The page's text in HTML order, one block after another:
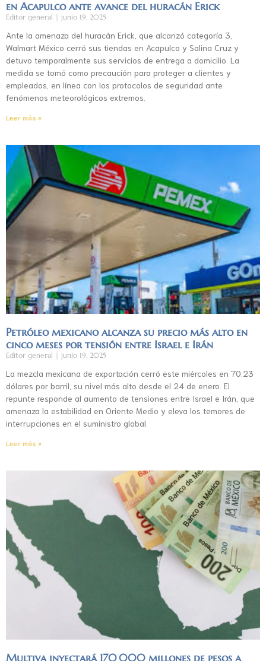
en Acapulco ante avance del huracán Erick
Editor general junio 19, 2025
Ante la amenaza del huracán Erick, que alcanzó categoría 3,
Walmart México cerró sus tiendas en Acapulco y Salina Cruz y
detuvo temporalmente sus servicios de entrega a domicilio. La
medida se tomó como precaución para proteger a clientes y
empleados, en línea con los protocolos de seguridad ante
fenómenos meteorológicos extremos.
Leer más »
Petróleo mexicano alcanza su precio más alto en
cinco meses por tensión entre Israel e Irán
Editor general junio 19, 2025
La mezcla mexicana de exportación cerró este miércoles en 70.23
dólares por barril, su nivel más alto desde el 24 de enero. El
repunte responde al aumento de tensiones entre Israel e Irán, que
amenaza la estabilidad en Oriente Medio y eleva los temores de
interrupciones en el suministro global.
Leer más »
Multiva inyectará 170 000 millones de pesos a